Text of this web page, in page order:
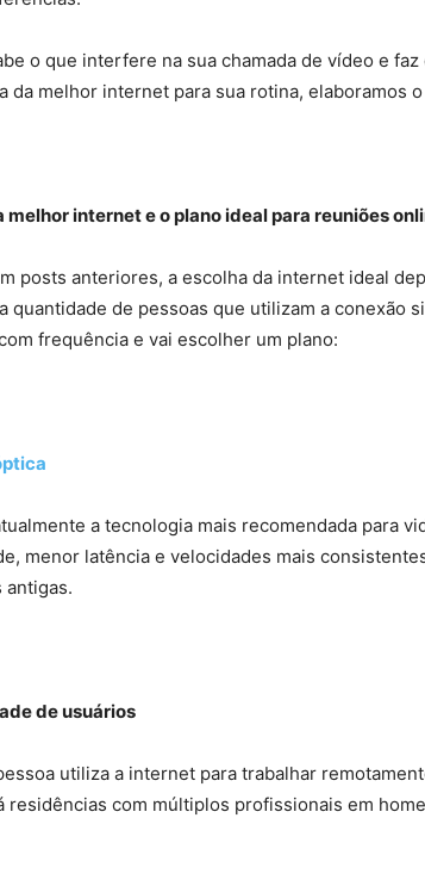
o que interfere na sua chamada de vídeo e
da melhor internet para sua rotina, elaboramos
melhor internet e o plano ideal para reuniões
posts anteriores, a escolha da internet ideal
quantidade de pessoas que utilizam a conexão
frequência e vai escolher um plano:
a tecnologia mais recomendada para
menor latência e velocidades mais
antigas.
de usuários
utiliza a internet para trabalhar
residências com múltiplos profissionais em